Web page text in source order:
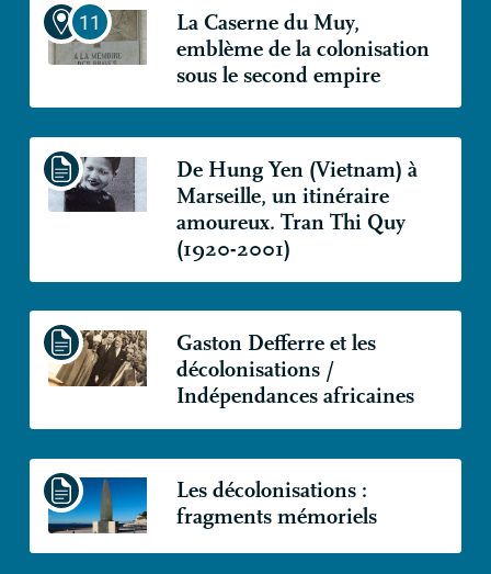
La Caserne du Muy,
emblème de la colonisation
sous le second empire
De Hung Yen (Vietnam) à
Marseille, un itinéraire
amoureux. Tran Thi Quy
(1920-2001)
Gaston Defferre et les
décolonisations /
Indépendances africaines
Les décolonisations :
fragments mémoriels